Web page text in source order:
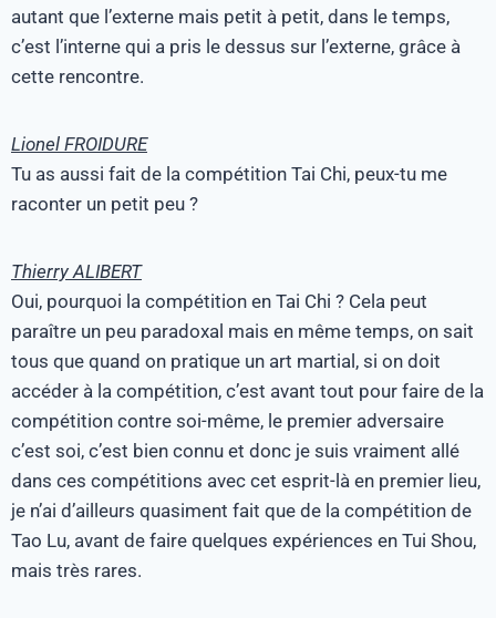
autant que l’externe mais petit à petit, dans le temps,
c’est l’interne qui a pris le dessus sur l’externe, grâce à
cette rencontre.
Lionel FROIDURE
Tu as aussi fait de la compétition Tai Chi, peux-tu me
raconter un petit peu ?
Thierry ALIBERT
Oui, pourquoi la compétition en Tai Chi ? Cela peut
paraître un peu paradoxal mais en même temps, on sait
tous que quand on pratique un art martial, si on doit
accéder à la compétition, c’est avant tout pour faire de la
compétition contre soi-même, le premier adversaire
c’est soi, c’est bien connu et donc je suis vraiment allé
dans ces compétitions avec cet esprit-là en premier lieu,
je n’ai d’ailleurs quasiment fait que de la compétition de
Tao Lu, avant de faire quelques expériences en Tui Shou,
mais très rares.